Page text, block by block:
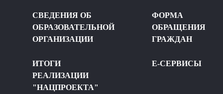
СВЕДЕНИЯ ОБ
ОБРАЗОВАТЕЛЬНОЙ
ОРГАНИЗАЦИИ
ИТОГИ
РЕАЛИЗАЦИИ
"НАЦПРОЕКТА"
ФОРМА
ОБРАЩЕНИЯ
ГРАЖДАН
Е-СЕРВИСЫ